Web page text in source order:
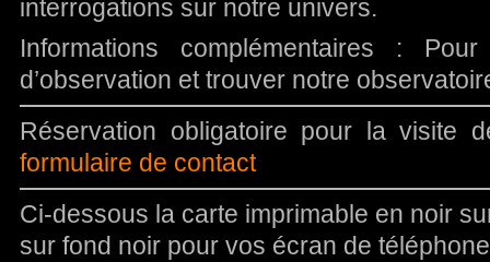
interrogations sur notre univers.
Informations complémentaires :
d’observation et trouver notre
Réservation obligatoire pour la visite
formulaire de contact
Ci-dessous la carte imprimable en noir
sur fond noir pour vos écran de